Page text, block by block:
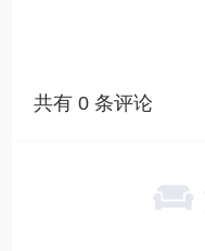
共有0 条评论